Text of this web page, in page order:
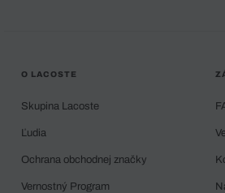
O LACOSTE
Skupina Lacoste
Ľudia
Ochrana obchodnej značky
Vernostný Program